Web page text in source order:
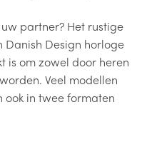
partner? Het rustige
Danish Design horloge
is om zowel door heren
Veel modellen
in twee formaten